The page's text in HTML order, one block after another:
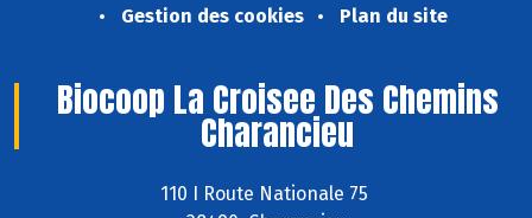
Gestion des cookies
Plan du site
Biocoop La Croisee Des Chemins
Charancieu
110 I Route Nationale 75